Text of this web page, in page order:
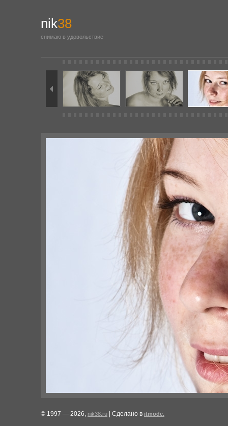
nik38
снимаю в удовольствие
© 1997 — 2026, nik38.ru | Сделано в itmode.